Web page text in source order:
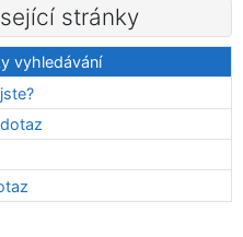
stránky
vyhledávání